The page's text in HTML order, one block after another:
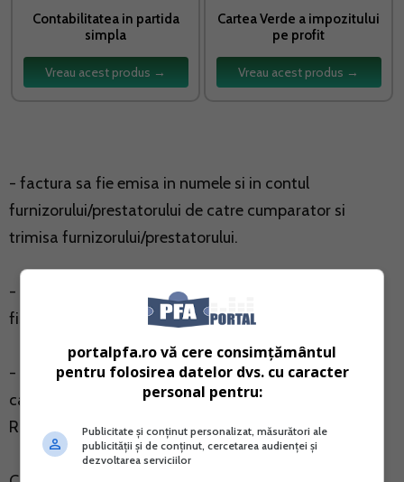
Contabilitatea in partida
simpla
Vreau acest produs →
Cartea Verde a impozitului
pe profit
Vreau acest produs →
- factura sa fie emisa in numele si in contul
furnizorului/prestatorului de catre cumparator si
trimisa furnizorului/prestatorului.
- factura sa curprinda elementele prevazute in Codul
fiscal;
- factura sa fie inregistrata in jurnalul de vanzari de
catre furnizor/prestator, daca este inregistrat in
Romania in scopuri de TVA.
portalpfa.ro vă cere consimțământul
pentru folosirea datelor dvs. cu caracter
personal pentru:
Publicitate și conținut personalizat, măsurători ale
publicității și de conținut, cercetarea audienței și
dezvoltarea serviciilor